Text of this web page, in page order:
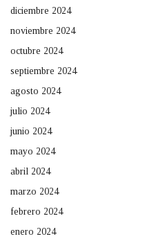
diciembre 2024
noviembre 2024
octubre 2024
septiembre 2024
agosto 2024
julio 2024
junio 2024
mayo 2024
abril 2024
marzo 2024
febrero 2024
enero 2024